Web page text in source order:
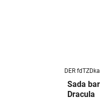
DER fdTZDka
Sada barvy na obličej
Dracula